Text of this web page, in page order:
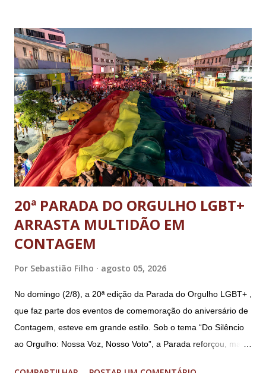
Segurança Institucional (GSI); o tenente-coronel Mauro Cid,
ex-ajudante de ordens de Bolsonaro (réu-colaborador); o ex-
presidente da República Jair Bolsonaro; o general Paulo
Sérgio Nogueira, ex-ministro da Defesa; e o general da
reserva Walter Braga Netto, ex-ministro da Casa Civil e da
Defesa. A acusação envolveu os crimes de tentativa de
abolição violenta do Estado Democrático de Direito, golpe de
E...
20ª PARADA DO ORGULHO LGBT+
ARRASTA MULTIDÃO EM
CONTAGEM
Por Sebastião Filho agosto 05, 2026
No domingo (2/8), a 20ª edição da Parada do Orgulho LGBT+ ,
que faz parte dos eventos de comemoração do aniversário de
Contagem, esteve em grande estilo. Sob o tema “Do Silêncio
ao Orgulho: Nossa Voz, Nosso Voto”, a Parada reforçou, mais